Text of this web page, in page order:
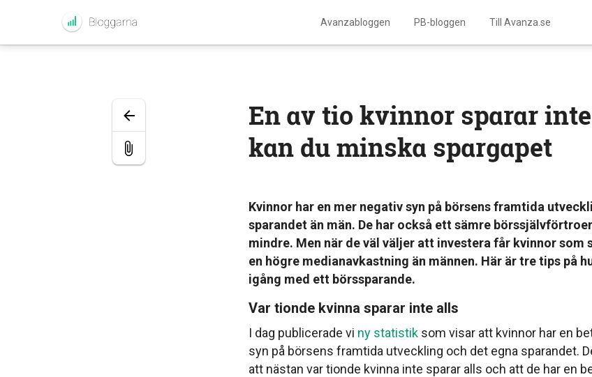
Avanzabloggen PB-bloggen Till Avanza.se
En av tio kvinnor sparar
kan du minska spargapet
Kvinnor har en mer negativ syn på börsens framtida
sparandet än män. De har också ett sämre
mindre. Men när de väl väljer att investera får kvinnor som
en högre medianavkastning än männen. Här är tre tips på
igång med ett börssparande.
Var tionde kvinna sparar inte alls
I dag publicerade vi ny statistiksom visar att kvinnor har en
syn på börsens framtida utveckling och det egna sparandet.
att nästan var tionde kvinna inte sparar alls och att de har en